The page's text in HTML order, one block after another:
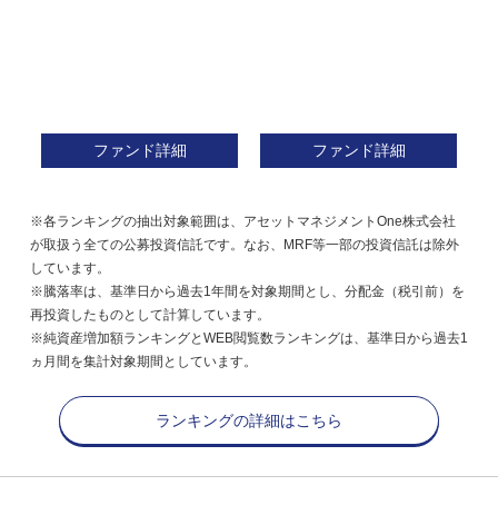
ファンド詳細 ファンド詳細
※各ランキングの抽出対象範囲は、アセットマネジメントOne株式会社
が取扱う全ての公募投資信託です。なお、MRF等一部の投資信託は除外
しています。
※騰落率は、基準日から過去1年間を対象期間とし、分配金（税引前）を
再投資したものとして計算しています。
※純資産増加額ランキングとWEB閲覧数ランキングは、基準日から過去1
ヵ月間を集計対象期間としています。
ランキングの詳細はこちら